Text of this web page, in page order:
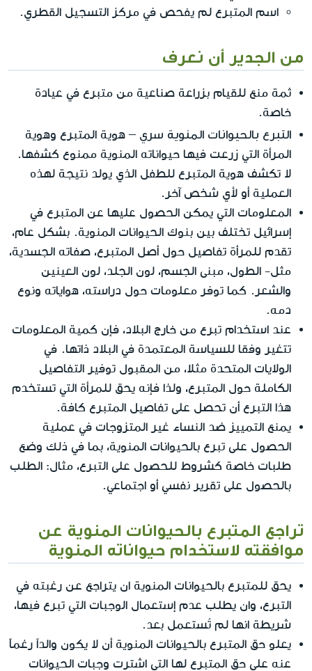
اسم المتبرع لم يفحص في مركز التسجيل القطري.
من الجدير أن نعرف
ثمة منع للقيام بزراعة صناعية من متبرع في عيادة
خاصة.
التبرع بالحيوانات المنوية سري – هوية المتبرع وهوية
المرأة التي زرعت فيها حيواناته المنوية ممنوع كشفها.
لا تكشف هوية المتبرع للطفل الذي يولد نتيجة لهذه
العملية أو لأي شخص آخر.
المعلومات التي يمكن الحصول عليها عن المتبرع في
إسرائيل تختلف بين بنوك الحيوانات المنوية. بشكل عام،
تقدم للمرأة تفاصيل حول أصل المتبرع، صفاته الجسدية،
مثل- الطول، مبنى الجسم، لون الجلد، لون العينين
والشعر. كما توفر معلومات حول دراسته، هواياته ونوع
دمه.
عند استخدام تبرع من خارج البلاد، فإن كمية المعلومات
تتغير وفقا للسياسة المعتمدة في البلاد ذاتها. في
الولايات المتحدة مثلا، من المقبول توفير التفاصيل
الكاملة حول المتبرع، ولذا فإنه يحق للمرأة التي تستخدم
هذا التبرع أن تحصل على تفاصيل المتبرع كافة.
يمنع التمييز ضد النساء غير المتزوجات في عملية
الحصول على تبرع بالحيوانات المنوية، بما في ذلك وضع
طلبات خاصة كشروط للحصول على التبرع، مثال: الطلب
بالحصول على تقرير نفسي أو اجتماعي.
تراجع المتبرع بالحيوانات المنوية عن
موافقته لاستخدام حيواناته المنوية
يحق للمتبرع بالحيوانات المنوية ان يتراجع عن رغبته في
التبرع، وان يطلب عدم إستعمال الوجبات التي تبرع فيها،
شريطة انها لم تُستعمل بعد.
يعلو حق المتبرع بالحيوانات المنوية أن لا يكون والداً رغماً
عنه على حق المتبرع لها التي اشترت وجبات الحيوانات